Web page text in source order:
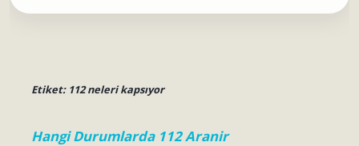
Etiket: 112 neleri kapsıyor
Hangi Durumlarda 112 Aranir